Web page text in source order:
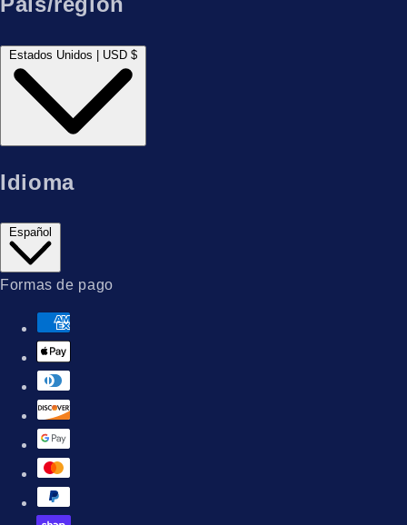
País/región
Estados Unidos | USD $
Idioma
Español
Formas de pago